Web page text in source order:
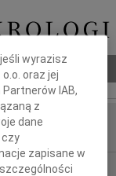
wyrazisz
oraz jej
IAB,
z
dane
czy
zapisane w